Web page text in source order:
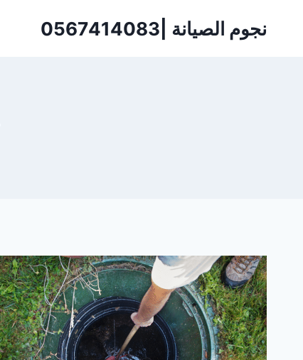
نجوم الصيانة |0567414083